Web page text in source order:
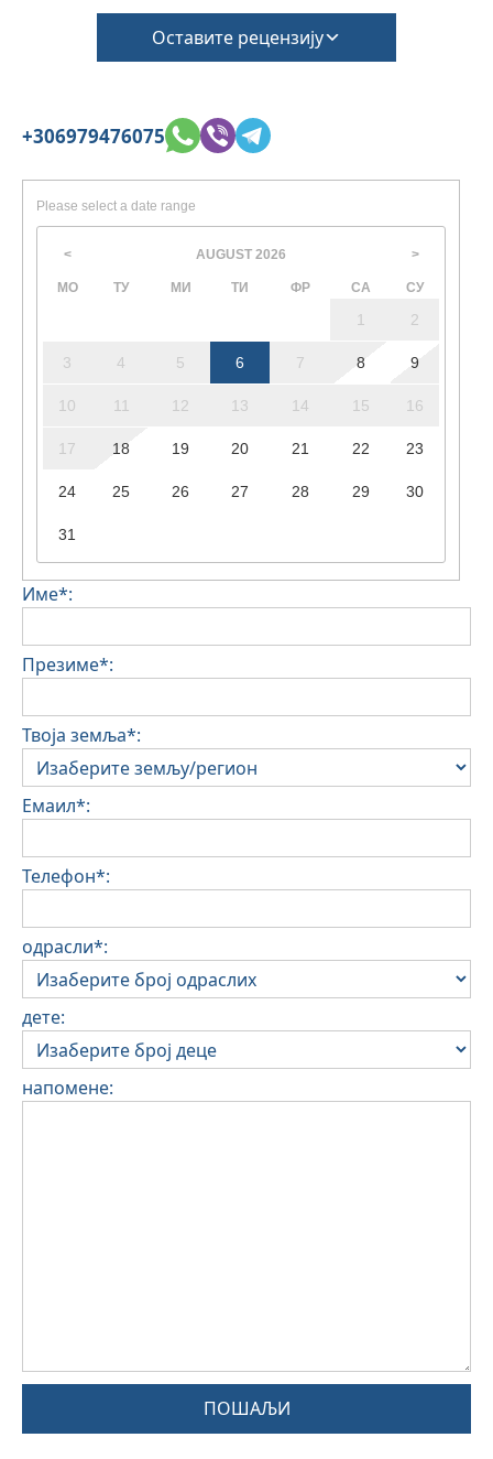
депозит за штету)Оставите рецензију
+306979476075
Please select a date range
< AUGUST 2026 >
МО ТУ МИ ТИ ФР СА СУ
1 2
3 4 5 6 7 8 9
10 11 12 13 14 15 16
17 18 19 20 21 22 23
24 25 26 27 28 29 30
31
Име*:
Презиме*:
Твоја земља*:
Емаил*:
Телефон*:
одрасли*:
дете:
напомене:
ПОШАЉИ